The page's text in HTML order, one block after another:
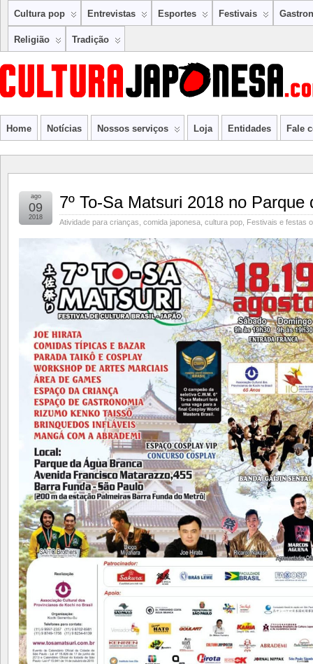
Cultura pop Entrevistas Esportes Festivais
Religião Tradição
Home Notícias Nossos serviços Loja Entidades Fale
7º To-Sa Matsuri 2018 no Parque
Atividade para crianças comida japonesa cultura pop Festivais e festas
ago
09
2018